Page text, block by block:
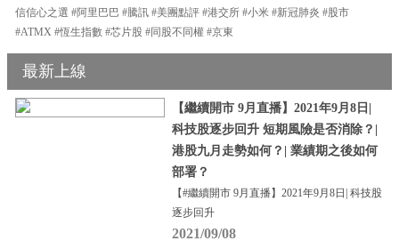
信信心之選 #阿里巴巴 #騰訊 #美團點評 #港交所 #小米 #新冠肺炎 #股市
#ATMX #恆生指數 #芯片股 #同股不同權 #京東
最新上線
【繼續開市 9月直播】2021年9月8日|
科技股逐步回升 短期風險是否消除？|
港股九月走勢如何？| 業績期之後如何
部署？
【#繼續開市 9月直播】2021年9月8日| 科技股
逐步回升
2021/09/08